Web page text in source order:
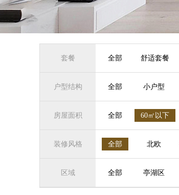
套餐 全部 舒适套餐
户型结构 全部 小户型
房屋面积 全部 60㎡以下
装修风格 全部 北欧
区域 全部 亭湖区